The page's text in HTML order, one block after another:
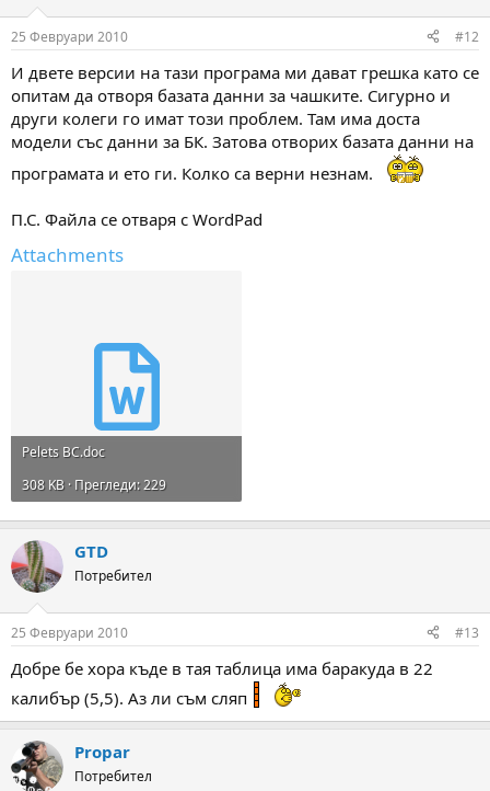
25 Февруари 2010 #12
И двете версии на тази програма ми дават грешка като се
опитам да отворя базата данни за чашките. Сигурно и
други колеги го имат този проблем. Там има доста
модели със данни за БК. Затова отворих базата данни на
програмата и ето ги. Колко са верни незнам.
П.С. Файла се oтваря с WordPad
Attachments
Pelets BC.doc
308 KB · Прегледи: 229
GTD
Потребител
25 Февруари 2010 #13
Добре бе хора къде в тая таблица има баракуда в 22
калибър (5,5). Аз ли съм сляп
Propar
Потребител